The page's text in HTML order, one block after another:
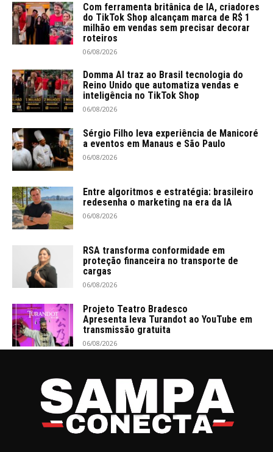
Com ferramenta britânica de IA, criadores
do TikTok Shop alcançam marca de R$ 1
milhão em vendas sem precisar decorar
roteiros
06/08/2026
Domma AI traz ao Brasil tecnologia do
Reino Unido que automatiza vendas e
inteligência no TikTok Shop
06/08/2026
Sérgio Filho leva experiência de Manicoré
a eventos em Manaus e São Paulo
06/08/2026
Entre algoritmos e estratégia: brasileiro
redesenha o marketing na era da IA
06/08/2026
RSA transforma conformidade em
proteção financeira no transporte de
cargas
06/08/2026
Projeto Teatro Bradesco
Apresenta leva Turandot ao YouTube em
transmissão gratuita
06/08/2026